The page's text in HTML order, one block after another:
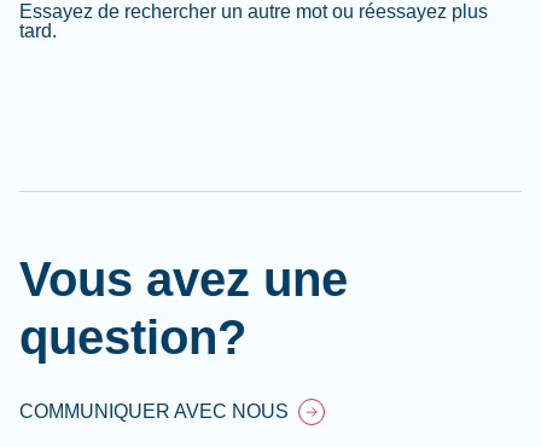
Essayez de rechercher un autre mot ou réessayez plus
tard.
Vous avez une
question?
COMMUNIQUER AVEC NOUS